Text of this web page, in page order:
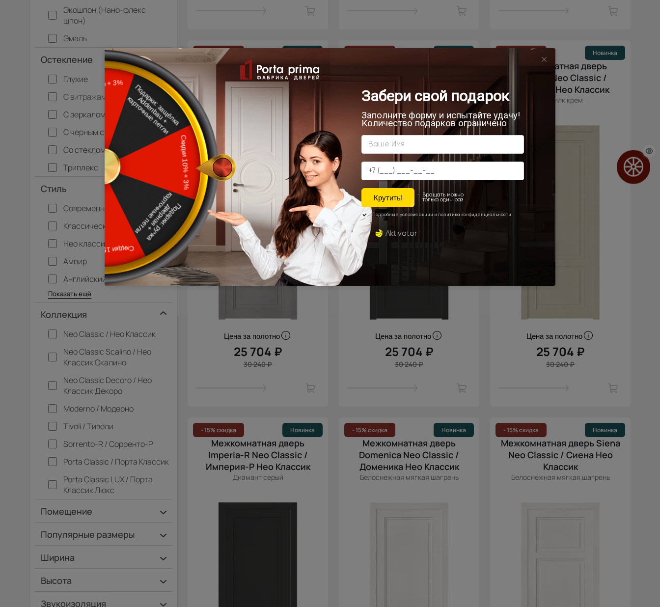
Экошпон (Нано-флекс
шпон)
Эмаль
Остекление
Глухие
С витражами
С зеркалом
С черным стеклом
Со стеклом
Триплекс
Стиль
Современный
Классический
Нео классика
Ампир
Английский
Багетные
Барокко
Кантри
Крашенные
Лофт
Модерн
Под старину
Прованс
Скандинавский
Современная классика
Хай-тек
Показать ещё
Коллекция
Neo Classic / Нео Классик
Neo Classic Scalino / Нео
Классик Скалино
Neo Classic Decoro / Нео
Классик Декоро
Moderno / Модерно
Tivoli / Тиволи
Sorrento-R / Сорренто-Р
Porta Classic / Порта Классик
Porta Classic LUX / Порта
Классик Люкс
Помещение
Ванная и туалет
Дача
Кладовка
Коридор
Кухня
Офис
Спальня
Популярные размеры
600х2000
Ширина
Ширина 40 см
Высота
Высота 180 см
Звукоизоляция
- 15% скидка
Межкомнатная дверь Siena
Neo Classic / Сиена Нео
Классик
Цена за полотно
25 704 ₽
30 240 ₽
Dinastia Neo Classic /
Династия Нео Классик
Диамант серый
Цена за полотно
25 704 ₽
30 240 ₽
- 15% скидка Новинка
Межкомнатная дверь
Dinastia Neo Classic /
Династия Нео Классик
Версилк крем
Цена за полотно
25 704 ₽
30 240 ₽
- 15% скидка Новинка
Межкомнатная дверь
Imperia-R Neo Classic /
Империя-Р Нео Классик
Диамант серый
- 15% скидка Новинка
Межкомнатная дверь
Domenica Neo Classic /
Доменика Нео Классик
Белоснежная мягкая шагрень
- 15% скидка Новинка
Межкомнатная дверь Siena
Neo Classic / Сиена Нео
Классик
Белоснежная мягкая шагрень